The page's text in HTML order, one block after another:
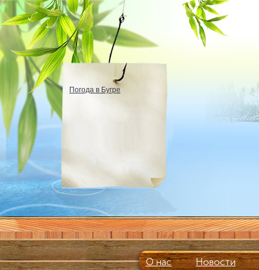
Погода в Бугре
О нас Новости